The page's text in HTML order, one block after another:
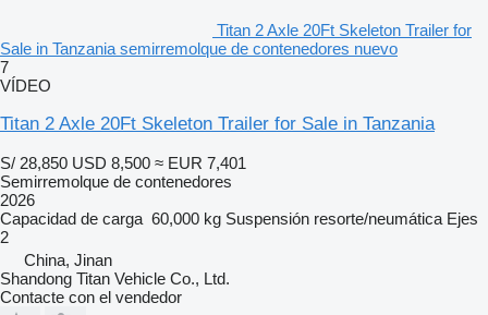
Titan 2 Axle 20Ft Skeleton Trailer for
Sale in Tanzania semirremolque de contenedores nuevo
7
VÍDEO
Titan 2 Axle 20Ft Skeleton Trailer for Sale in Tanzania
S/ 28,850 USD 8,500 ≈ EUR 7,401
Semirremolque de contenedores
2026
Capacidad de carga 60,000 kg Suspensión resorte/neumática Ejes
2
China, Jinan
Shandong Titan Vehicle Co., Ltd.
Contacte con el vendedor